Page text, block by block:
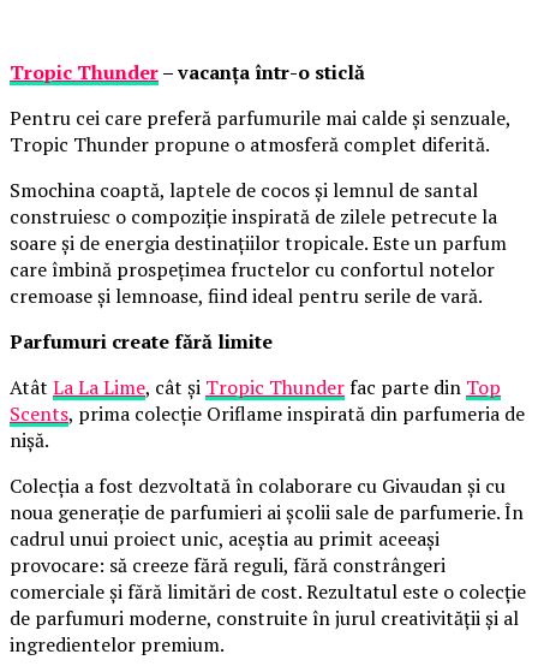
Tropic Thunder– vacanța într-o sticlă
Pentru cei care preferă parfumurile mai calde și senzuale,
Tropic Thunder propune o atmosferă complet diferită.
Smochina coaptă, laptele de cocos și lemnul de santal
construiesc o compoziție inspirată de zilele petrecute la
soare și de energia destinațiilor tropicale. Este un parfum
care îmbină prospețimea fructelor cu confortul notelor
cremoase și lemnoase, fiind ideal pentru serile de vară.
Parfumuri create fără limite
Atât La La Lime, cât și Tropic Thunderfac parte din Top
Scents, prima colecție Oriflame inspirată din parfumeria de
nișă.
Colecția a fost dezvoltată în colaborare cu Givaudan și cu
noua generație de parfumieri ai școlii sale de parfumerie. În
cadrul unui proiect unic, aceștia au primit aceeași
provocare: să creeze fără reguli, fără constrângeri
comerciale și fără limitări de cost. Rezultatul este o colecție
de parfumuri moderne, construite în jurul creativității și al
ingredientelor premium.